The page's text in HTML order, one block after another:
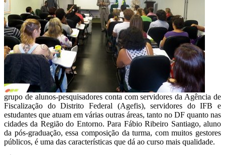
grupo de alunos-pesquisadores conta com servidores da Agência de
Fiscalização do Distrito Federal (Agefis), servidores do IFB e
estudantes que atuam em várias outras áreas, tanto no DF quanto nas
cidades da Região do Entorno. Para Fábio Ribeiro Santiago, aluno
da pós-graduação, essa composição da turma, com muitos gestores
públicos, é uma das características que dá ao curso mais qualidade.